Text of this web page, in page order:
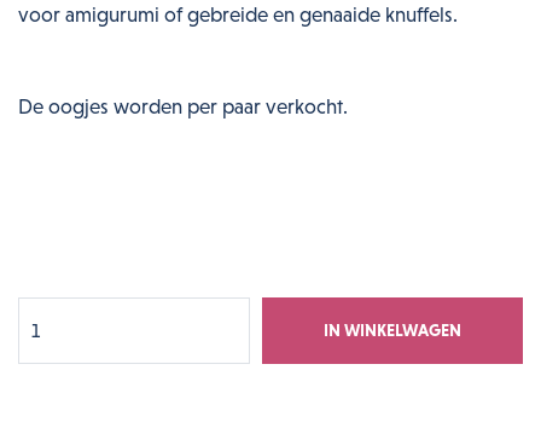
voor amigurumi of gebreide en genaaide knuffels.
De oogjes worden per paar verkocht.
IN WINKELWAGEN